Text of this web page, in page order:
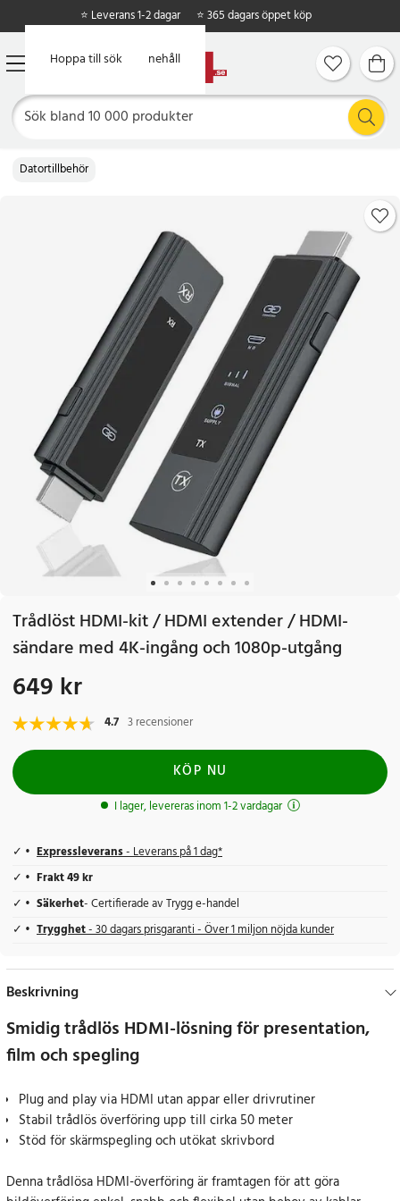
Hoppa till huvudinnehåll
Hoppa till sök
⭐ Leverans 1-2 dagar ⭐ 365 dagars öppet köp
Datortillbehör
Trådlöst HDMI-kit / HDMI extender / HDMI-
sändare med 4K-ingång och 1080p-utgång
Pris:649 kr
649 kr
4.7 3 recensioner
KÖP NU
I lager, levereras inom 1-2 vardagar
Expressleverans- Leverans på 1 dag*
Frakt 49 kr
Säkerhet- Certifierade av Trygg e-handel
Trygghet- 30 dagars prisgaranti - Över 1 miljon nöjda kunder
Beskrivning
Smidig trådlös HDMI-lösning för presentation,
film och spegling
Plug and play via HDMI utan appar eller drivrutiner
Stabil trådlös överföring upp till cirka 50 meter
Stöd för skärmspegling och utökat skrivbord
Denna trådlösa HDMI-överföring är framtagen för att göra